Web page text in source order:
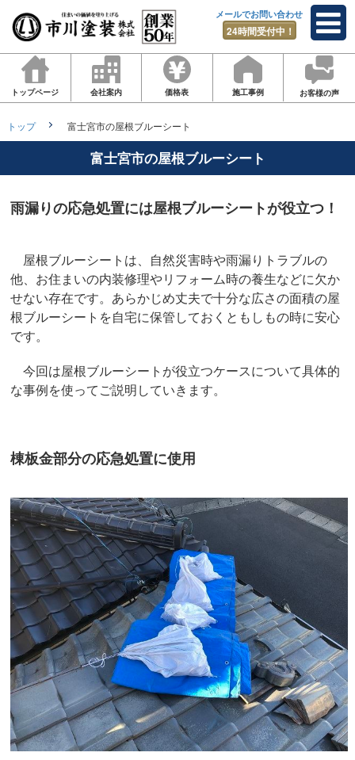
メールでお問い合わせ
24時間受付中！
トップページ 会社案内 価格表 施工事例 お客様の声
トップ 富士宮市の屋根ブルーシート
富士宮市の屋根ブルーシート
雨漏りの応急処置には屋根ブルーシートが役立つ！
屋根ブルーシートは、自然災害時や雨漏りトラブルの
他、お住まいの内装修理やリフォーム時の養生などに欠か
せない存在です。あらかじめ丈夫で十分な広さの面積の屋
根ブルーシートを自宅に保管しておくともしもの時に安心
です。
今回は屋根ブルーシートが役立つケースについて具体的
な事例を使ってご説明していきます。
棟板金部分の応急処置に使用